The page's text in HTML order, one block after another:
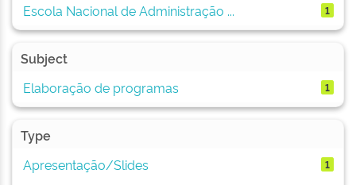
Escola Nacional de Administração ...
1
Subject
Elaboração de programas
1
Type
Apresentação/Slides
1